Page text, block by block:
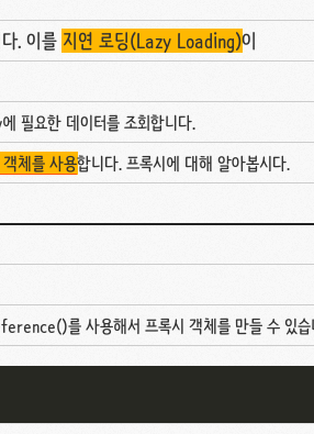
. 이를 지연 로딩(Lazy Loading)이
필요한 데이터를 조회합니다.
체를 사용합니다. 프록시에 대해 알아봅시다.
를 사용해서 프록시 객체를 만들 수 있습